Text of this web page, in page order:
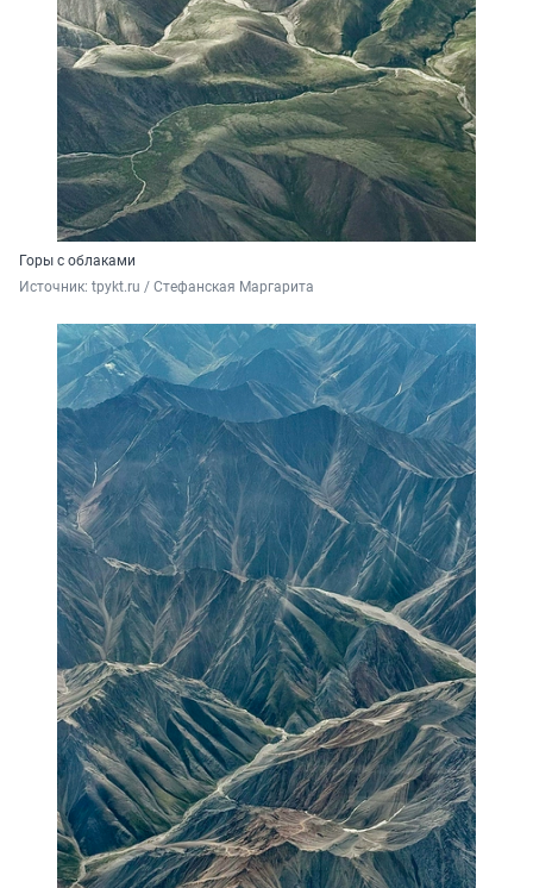
Горы с облаками
Источник: tpykt.ru / Стефанская Маргарита